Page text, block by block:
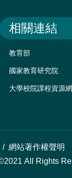
相關連結
教育部
國家教育研究院
大學校院課程資源網
/ 網站著作權聲明
All Rights